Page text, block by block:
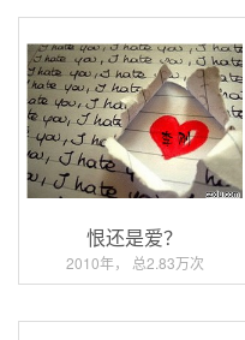
恨还是爱？
2010年， 总2.83万次